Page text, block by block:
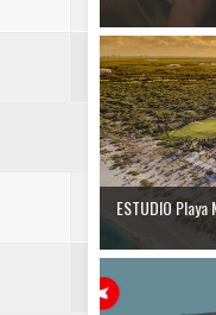
ESTUDIO